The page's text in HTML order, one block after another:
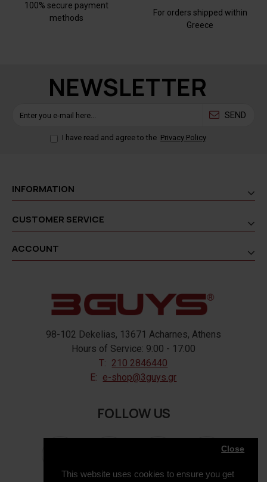
This website uses cookies to ensure you get
Close
100% secure payment
methods
For orders shipped within
Greece
NEWSLETTER
SEND
I have read and agree to the Privacy Policy
INFORMATION
CUSTOMER SERVICE
ACCOUNT
98-102 Dekelias, 13671 Acharnes, Athens
Hours of Service: 9:00 - 17:00
T: 210 2846440
E: e-shop@3guys.gr
FOLLOW US